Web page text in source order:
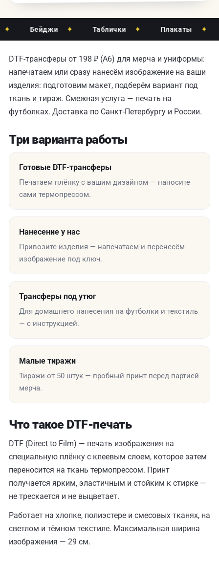
Бейджи ✦ Таблички ✦ Плакаты ✦
DTF-трансферы от 198 ₽ (A6) для мерча и униформы:
напечатаем или сразу нанесём изображение на ваши
изделия: подготовим макет, подберём вариант под
ткань и тираж. Смежная услуга — печать на
футболках. Доставка по Санкт-Петербургу и России.
Три варианта работы
Готовые DTF-трансферы
Печатаем плёнку с вашим дизайном — наносите
сами термопрессом.
Нанесение у нас
Привозите изделия — напечатаем и перенесём
изображение под ключ.
Трансферы под утюг
Для домашнего нанесения на футболки и текстиль
— с инструкцией.
Малые тиражи
Тиражи от 50 штук — пробный принт перед партией
мерча.
Что такое DTF-печать
DTF (Direct to Film) — печать изображения на
специальную плёнку с клеевым слоем, которое затем
переносится на ткань термопрессом. Принт
получается ярким, эластичным и стойким к стирке —
не трескается и не выцветает.
Работает на хлопке, полиэстере и смесовых тканях, на
светлом и тёмном текстиле. Максимальная ширина
изображения — 29 см.